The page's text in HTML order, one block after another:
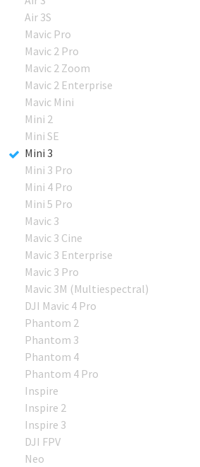
Air 3S
Mavic Pro
Mavic 2 Pro
Mavic 2 Zoom
Mavic 2 Enterprise
Mavic Mini
Mini 2
Mini SE
Mini 3
Mini 3 Pro
Mini 4 Pro
Mini 5 Pro
Mavic 3
Mavic 3 Cine
Mavic 3 Enterprise
Mavic 3 Pro
Mavic 3M (Multiespectral)
DJI Mavic 4 Pro
Phantom 2
Phantom 3
Phantom 4
Phantom 4 Pro
Inspire
Inspire 2
Inspire 3
DJI FPV
Neo